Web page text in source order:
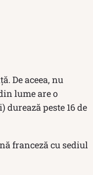
De aceea, nu
lume are o
durează peste 16 de
franceză cu sediul